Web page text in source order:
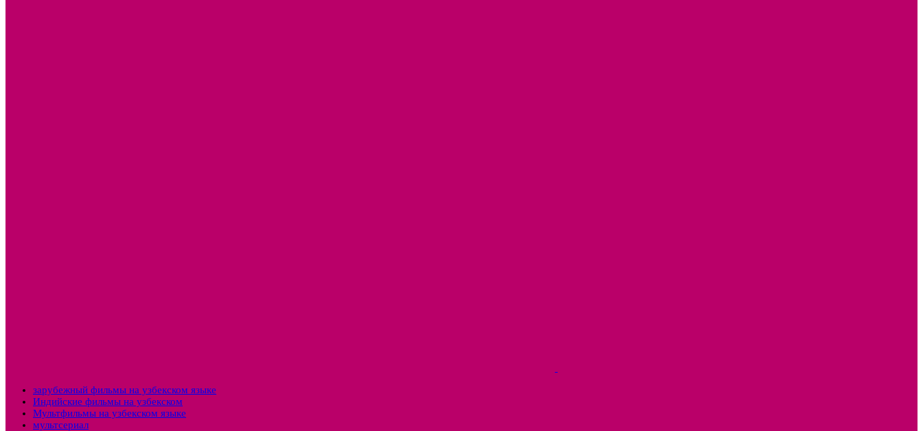
зарубежный фильмы на узбекском языке
Индийские фильмы на узбекском
Мультфильмы на узбекском языке
мультсериал